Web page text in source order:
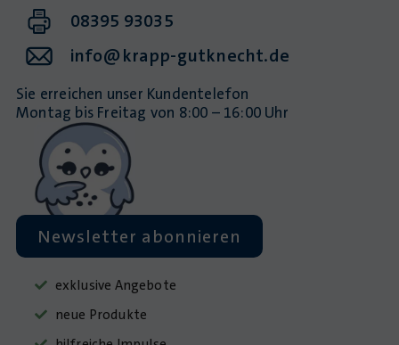
08395 93035
info@krapp-gutknecht.de
Sie erreichen unser Kundentelefon
Montag bis Freitag von 8:00 – 16:00 Uhr
Newsletter abonnieren
exklusive Angebote
neue Produkte